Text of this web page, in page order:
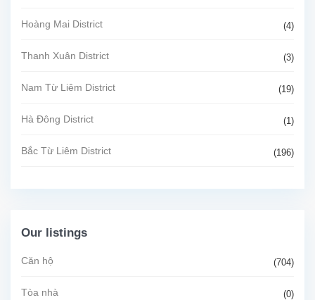
Hoàng Mai District (4)
Thanh Xuân District (3)
Nam Từ Liêm District (19)
Hà Đông District (1)
Bắc Từ Liêm District (196)
Our listings
Căn hộ (704)
Tòa nhà (0)